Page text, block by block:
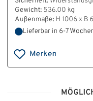
Gewicht: 536.00 kg
Außenmaße: H 1006 x B
Lieferbar in 6-7
Merken